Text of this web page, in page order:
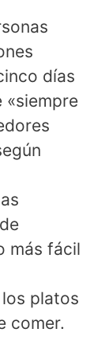
días
«siempre
más fácil
platos
comer.